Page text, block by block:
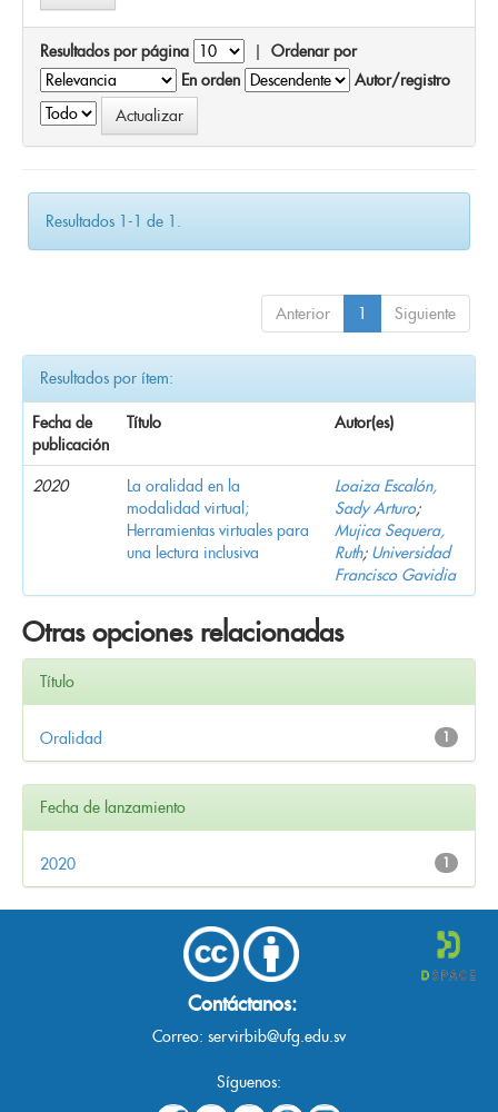
Resultados por página | Ordenar por
En orden
Autor/registro
Resultados 1-1 de 1.
Anterior 1 Siguiente
Resultados por ítem:
Fecha de
publicación
Título Autor(es)
2020
La oralidad en la
modalidad virtual;
Herramientas virtuales para
una lectura inclusiva
Loaiza Escalón,
Sady Arturo;
Mujica Sequera,
Ruth; Universidad
Francisco Gavidia
Otras opciones relacionadas
Título
1
Oralidad
Fecha de lanzamiento
1
2020
Contáctanos:
Correo: servirbib@ufg.edu.sv
Síguenos: